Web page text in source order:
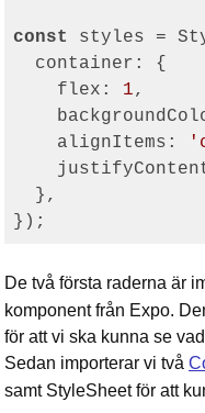
const
styles =
container : {
flex : 1,
alignItems :
  },
De två första raderna är
komponent från Expo.
för att vi ska kunna se
Sedan importerar vi två
samt StyleSheet för att